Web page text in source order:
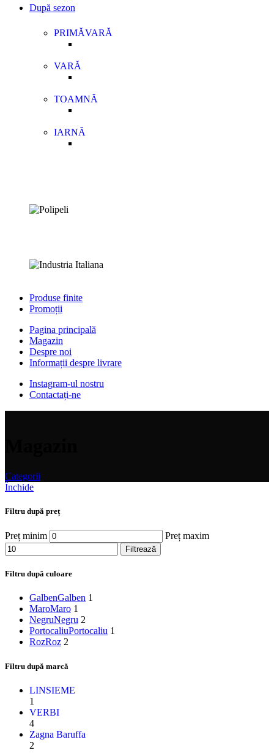
După sezon
PRIMĂVARĂ
VARĂ
TOAMNĂ
IARNĂ
Produse finite
Promoții
Pagina principală
Magazin
Despre noi
Informații despre livrare
Instagram-ul nostru
Contactați-ne
Categorii
Închide
Filtru după preț
Preț minim Preț maxim
Filtrează
Filtru după culoare
GalbenGalben 1
MaroMaro 1
NegruNegru 2
PortocaliuPortocaliu 1
RozRoz 2
Filtru după marcă
LINSIEME
1
VERBI
4
Zagna Baruffa
2